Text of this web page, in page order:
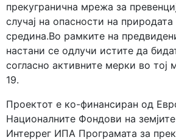
прекугранична мрежа за
случај на опасности на
средина.Во рамките на
настани се одлучи истите да
согласно активните мерки во тој
19.
Проектот е ко-финансиран од
Националните Фондови на
Интеррег ИПА Програмата за